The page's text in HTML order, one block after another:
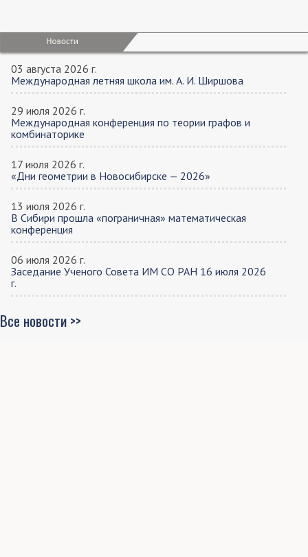
03 августа 2026 г.
Международная летняя школа им. А. И. Ширшова
29 июля 2026 г.
Международная конференция по теории графов и
комбинаторике
17 июля 2026 г.
«Дни геометрии в Новосибирске — 2026»
13 июля 2026 г.
В Сибири прошла «пограничная» математическая
конференция
06 июля 2026 г.
Заседание Ученого Совета ИМ СО РАН 16 июля 2026
г.
Все новости >>